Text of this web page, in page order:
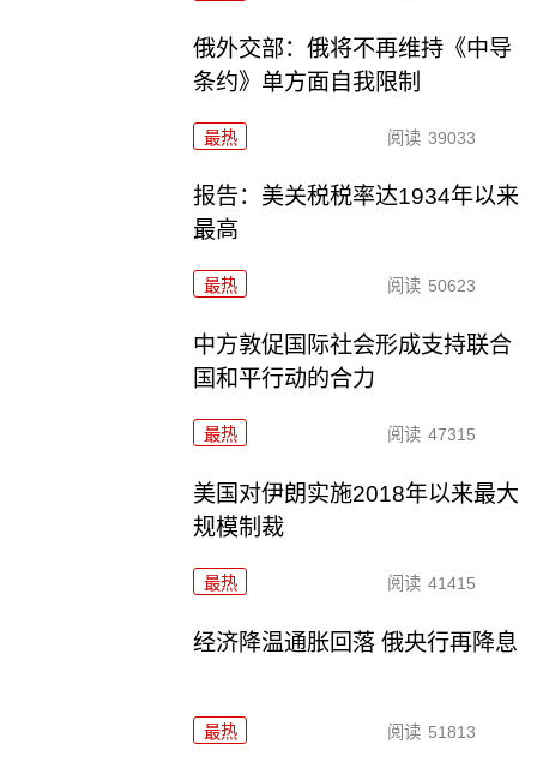
俄外交部：俄将不再维持《中导
条约》单方面自我限制
最热 阅读 39033
报告：美关税税率达1934年以来
最高
最热 阅读 50623
中方敦促国际社会形成支持联合
国和平行动的合力
最热 阅读 47315
美国对伊朗实施2018年以来最大
规模制裁
最热 阅读 41415
经济降温通胀回落 俄央行再降息
最热 阅读 51813